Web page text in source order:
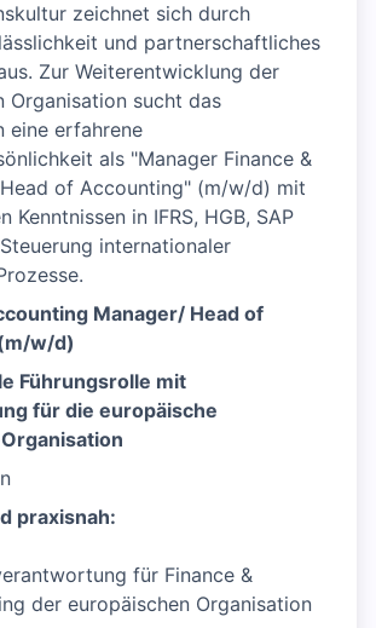
zeichnet sich durch
und partnerschaftliches
Zur Weiterentwicklung der
Organisation sucht das
eine erfahrene
als "Manager Finance &
of Accounting" (m/w/d) mit
Kenntnissen in IFRS, HGB, SAP
internationaler
Manager/ Head of
w/d)
Führungsrolle mit
für die europäische
praxisnah:
für Finance &
der europäischen Organisation